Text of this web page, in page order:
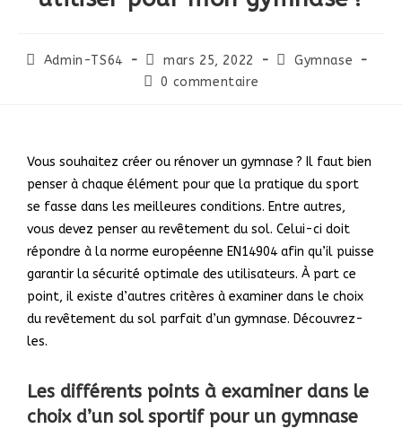
Admin-TS64 mars 25, 2022
Gymnase
0 commentaire
Vous souhaitez créer ou rénover un gymnase ? Il faut bien
penser à chaque élément pour que la pratique du sport
se fasse dans les meilleures conditions. Entre autres,
vous devez penser au revêtement du sol. Celui-ci doit
répondre à la norme européenne EN14904 afin qu’il puisse
garantir la sécurité optimale des utilisateurs. À part ce
point, il existe d’autres critères à examiner dans le choix
du revêtement du sol parfait d’un gymnase. Découvrez-
les.
Les différents points à examiner dans le
choix d’un sol sportif pour un gymnase